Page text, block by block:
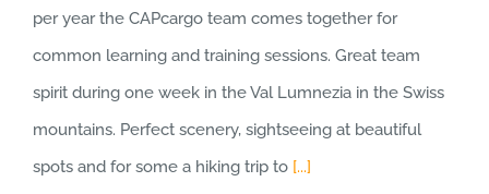
per year the CAPcargo team comes together for
common learning and training sessions. Great team
spirit during one week in the Val Lumnezia in the Swiss
mountains. Perfect scenery, sightseeing at beautiful
spots and for some a hiking trip to [...]